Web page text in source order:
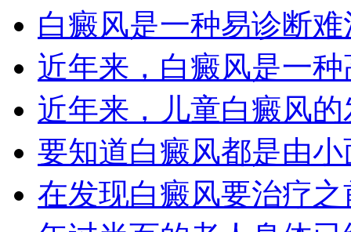
白癜风是一种易诊断
近年来，白癜风是一
近年来，儿童白癜风
要知道白癜风都是由
在发现白癜风要治疗